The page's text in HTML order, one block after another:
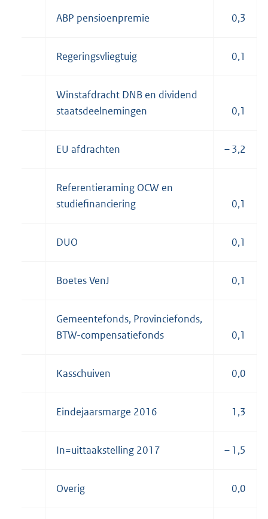
ABP pensioenpremie 0,3
Regeringsvliegtuig 0,1
Winstafdracht DNB en dividend
staatsdeelnemingen
0,1
EU afdrachten – 3,2
Referentieraming OCW en
studiefinanciering
0,1
DUO 0,1
Boetes VenJ 0,1
Gemeentefonds, Provinciefonds,
BTW-compensatiefonds
0,1
Kasschuiven 0,0
Eindejaarsmarge 2016 1,3
In=uittaakstelling 2017 – 1,5
Overig 0,0